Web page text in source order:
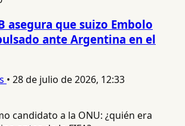
asegura que suizo Embolo
ante Argentina en el
• 28 de julio de 2026, 12:33